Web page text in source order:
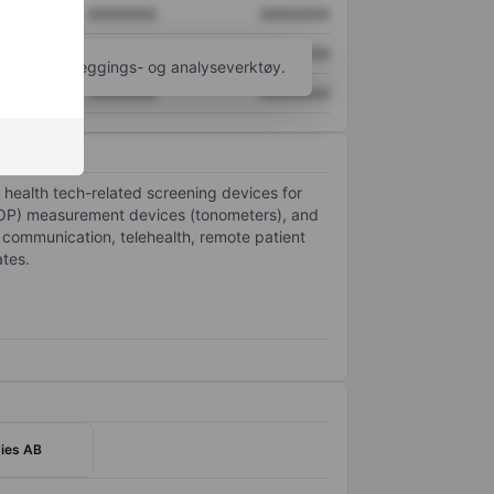
XXXXXXX XXXXXXX
flere kartleggings- og analyseverktøy.
tech-related screening devices for
measurement devices (tonometers), and
telehealth, remote patient
AB